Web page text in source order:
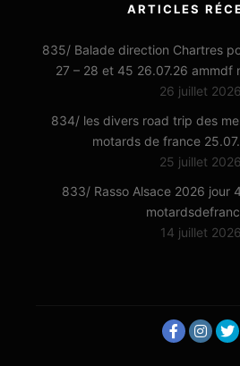
ARTICLES
835/ Balade direction Chartres
27 – 28 et 45 26.07.26 ammdf
26 juillet 2026
834/ les divers road trip des
motards de france
25 juillet 2026
833/ Rasso Alsace 2026 jour
14 juillet 2026